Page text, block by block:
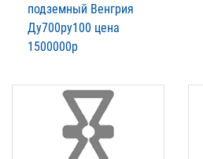
подземный Венгрия
Ду700ру100 цена
1500000р